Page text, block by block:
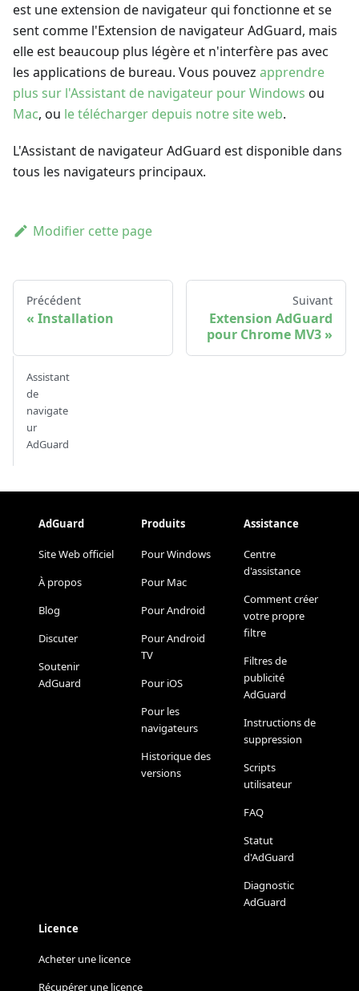
est une extension de navigateur qui fonctionne et se
sent comme l'Extension de navigateur AdGuard, mais
elle est beaucoup plus légère et n'interfère pas avec
les applications de bureau. Vous pouvez apprendre
plus sur l'Assistant de navigateur pour Windows ou
Mac, ou le télécharger depuis notre site web.
L'Assistant de navigateur AdGuard est disponible dans
tous les navigateurs principaux.
Modifier cette page
Précédent
Installation
Suivant
Extension AdGuard
pour Chrome MV3
Assistant
de
navigate
ur
AdGuard
AdGuard
Site Web officiel
À propos
Blog
Discuter
Soutenir
AdGuard
Produits
Pour Windows
Pour Mac
Pour Android
Pour Android
TV
Pour iOS
Pour les
navigateurs
Historique des
versions
Assistance
Centre
d'assistance
Comment créer
votre propre
filtre
Filtres de
publicité
AdGuard
Instructions de
suppression
Scripts
utilisateur
FAQ
Statut
d'AdGuard
Diagnostic
AdGuard
Licence
Acheter une licence
Récupérer une licence